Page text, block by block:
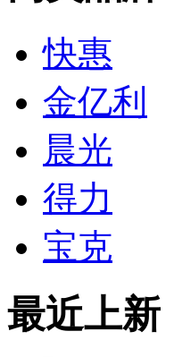
快惠
金亿利
晨光
得力
宝克
最近上新